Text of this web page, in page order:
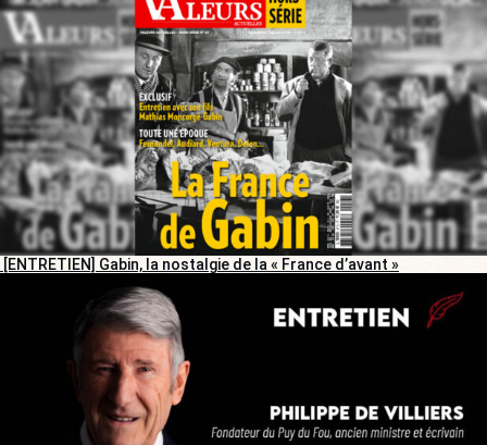
[ENTRETIEN] Gabin, la nostalgie de la « France d’avant »